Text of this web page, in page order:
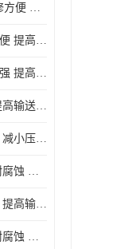
DN80不锈钢鹤管 维修方便 提高输送效率
硫酸装车鹤管 维修方便 提高输送效率
天然气鹤管 承载能力强 提高输送效率
伴热鹤管 旋转灵活 提高输送效率
万向鹤管 承载能力强 减小压力损失
油气鹤管 维修方便 耐腐蚀 耐高温
乙烯鹤管 密封性能好 提高输送效率
下卸鹤管 维修方便 耐腐蚀 耐高温